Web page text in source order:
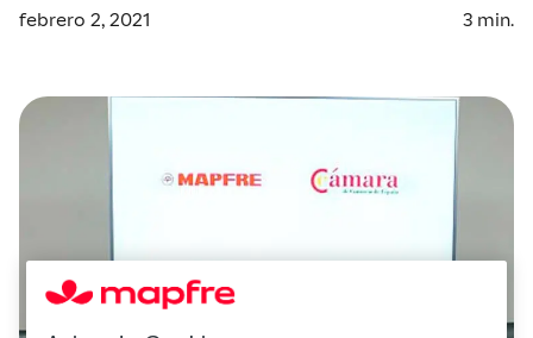
febrero 2, 2021
3 min.